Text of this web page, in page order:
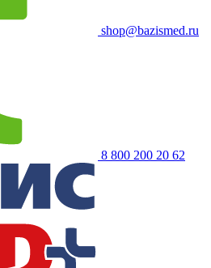
shop@bazismed.ru
8 800 200 20 62